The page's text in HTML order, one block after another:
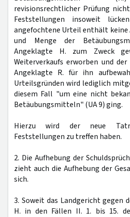
revisionsrechtlicher Prüfung
Feststellungen insoweit
angefochtene Urteil enthält keine
und Menge der
Angeklagte H. zum Zweck
Weiterverkaufs erworben und
Angeklagte R. für ihn
Urteilsgründen wird lediglich
diesem Fall "um eine nicht
Betäubungsmitteln" (UA 9) ging.
Hierzu wird der neue
Feststellungen zu treffen haben.
2. Die Aufhebung der
zieht auch die Aufhebung der
sich.
3. Soweit das Landgericht gegen
H. in den Fällen II. 1. bis 15.